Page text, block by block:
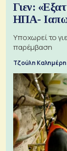
Γιεν:
ΗΠΑ-
Υποχωρεί το
παρέμβαση
Τζούλη Καλημέρη